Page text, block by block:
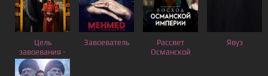
Цель
завоевания -
Красное
яблоко
Завоеватель
Рассвет
Османской
Явуз